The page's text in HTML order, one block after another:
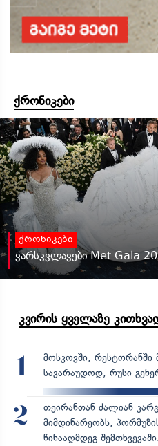
ქრონიკები
ქრონიკები
ვარსკვლავები Met Gala
კვირის ყველაზე
1
მოსკოვში, რესტორანში
სავარაუდოდ, რუსი
2
თეირანთან ძალიან
მიმდინარეობს,
წინააღმდეგ